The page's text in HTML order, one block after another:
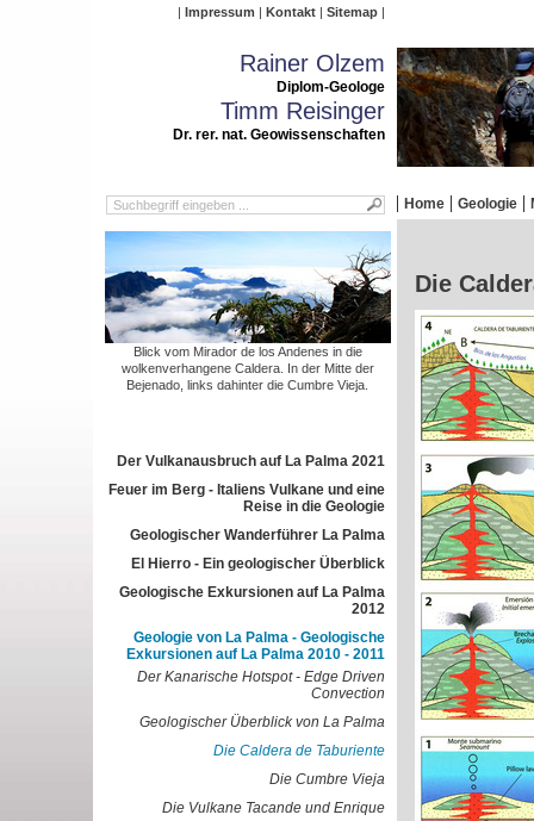
Impressum Kontakt Sitemap
Rainer Olzem
Diplom-Geologe
Timm Reisinger
Dr. rer. nat. Geowissenschaften
Home Geologie
Blick vom Mirador de los Andenes in die
wolkenverhangene Caldera. In der Mitte der
Bejenado, links dahinter die Cumbre Vieja.
Der Vulkanausbruch auf La Palma 2021
Feuer im Berg - Italiens Vulkane und eine
Reise in die Geologie
Geologischer Wanderführer La Palma
El Hierro - Ein geologischer Überblick
Geologische Exkursionen auf La Palma
2012
Geologie von La Palma - Geologische
Exkursionen auf La Palma 2010 - 2011
Der Kanarische Hotspot - Edge Driven
Convection
Geologischer Überblick von La Palma
Die Caldera de Taburiente
Die Cumbre Vieja
Die Vulkane Tacande und Enrique
Die